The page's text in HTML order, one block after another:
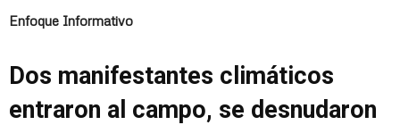
Enfoque Informativo
Dos manifestantes climáticos
entraron al campo, se desnudaron